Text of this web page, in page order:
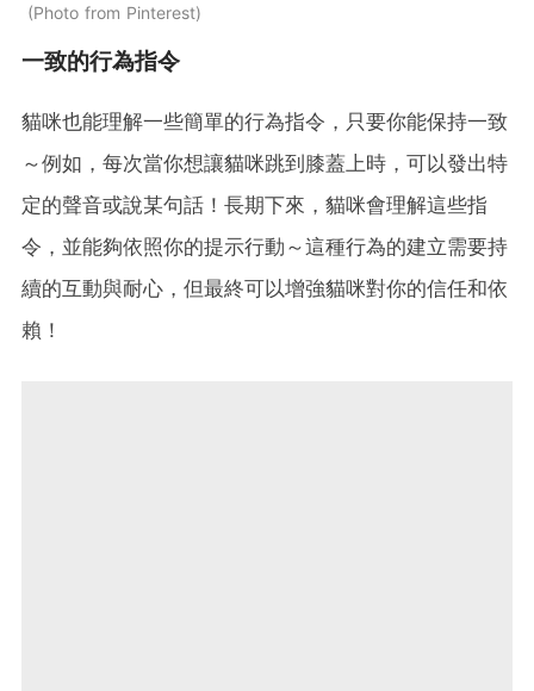
Photo from Pinterest
一致的行為指令
貓咪也能理解一些簡單的行為指令，只要你能保持一致
～例如，每次當你想讓貓咪跳到膝蓋上時，可以發出特
定的聲音或說某句話！長期下來，貓咪會理解這些指
令，並能夠依照你的提示行動～這種行為的建立需要持
續的互動與耐心，但最終可以增強貓咪對你的信任和依
賴！